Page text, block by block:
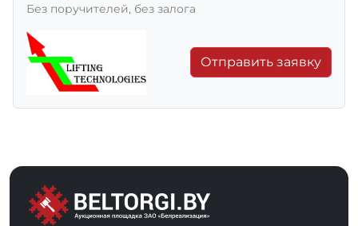
Без поручителей, без залога
Отправить заявку